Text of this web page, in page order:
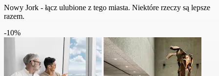
Nowy Jork - łącz ulubione z tego miasta. Niektóre rzeczy są lepsze
razem.
-10%